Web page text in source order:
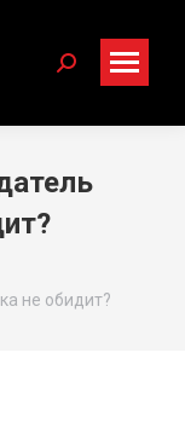
Search:
не обидит?